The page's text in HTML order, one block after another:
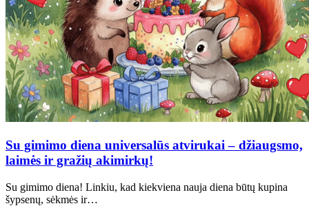
Su gimimo diena universalūs atvirukai – džiaugsmo,
laimės ir gražių akimirkų!
Su gimimo diena! Linkiu, kad kiekviena nauja diena būtų kupina
šypsenų, sėkmės ir…